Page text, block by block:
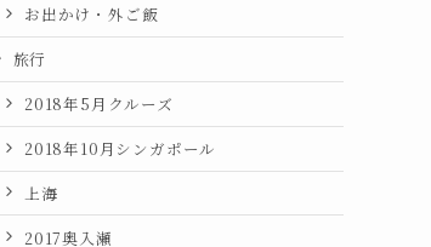
お出かけ・外ご飯
旅行
2018年5月クルーズ
2018年10月シンガポール
上海
2017奥入瀬